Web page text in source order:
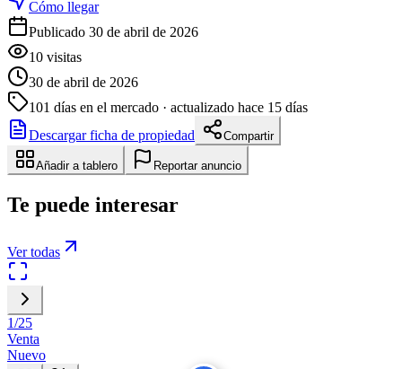
Cómo llegar
Publicado 30 de abril de 2026
10 visitas
30 de abril de 2026
101 días en el mercado · actualizado hace 15 días
Descargar ficha de propiedad
Compartir
Añadir a tablero Reportar anuncio
Te puede interesar
Ver todas
1/25
Venta
Nuevo